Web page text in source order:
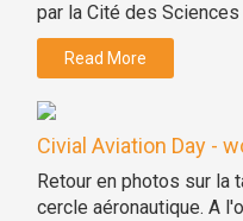
par la Cité des Sciences
Read More
Civial Aviation Day -
Retour en photos sur la
cercle aéronautique. A